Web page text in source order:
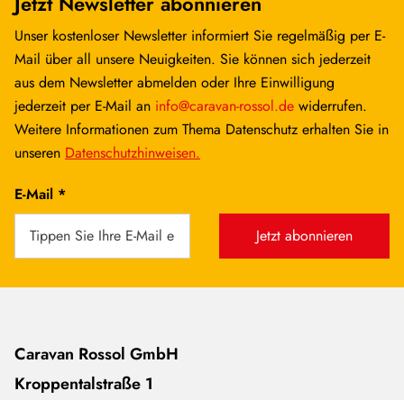
Unser kostenloser Newsletter informiert Sie regelmäßig per E-
Mail über all unsere Neuigkeiten. Sie können sich jederzeit
aus dem Newsletter abmelden oder Ihre Einwilligung
jederzeit per E-Mail an info@caravan-rossol.de widerrufen.
Weitere Informationen zum Thema Datenschutz erhalten Sie in
unseren Datenschutzhinweisen.
E-Mail *
Jetzt abonnieren
Caravan Rossol GmbH
Kroppentalstraße 1